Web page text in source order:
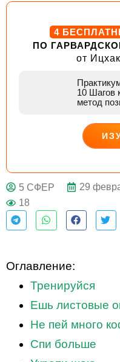
4
ПО
от
10 Шагов
метод
ДЕЙСТВУЙ
5 СФЕР 29
18
Оглавление:
Тренируйся
Ешь листовые
Не пей много
Спи больше